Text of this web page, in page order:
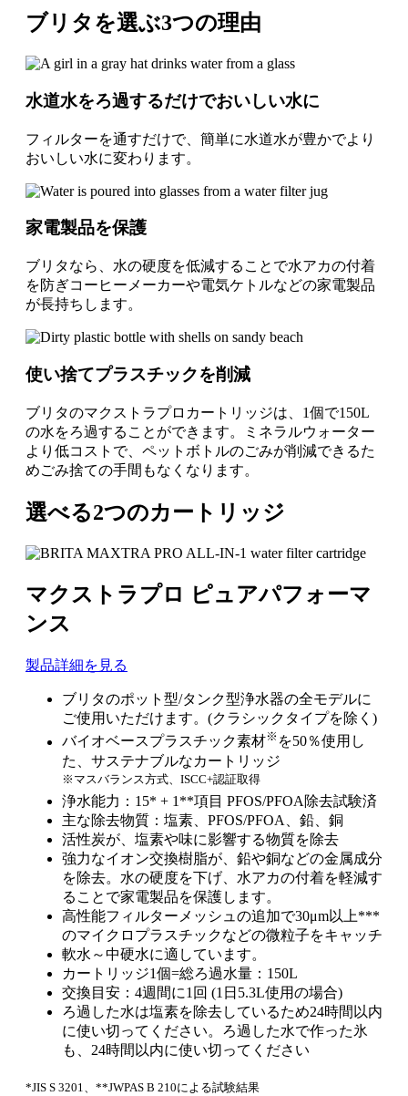
ブリタを選ぶ3つの理由
水道水をろ過するだけでおいしい水に
フィルターを通すだけで、簡単に水道水が豊かでより
おいしい水に変わります。
家電製品を保護
ブリタなら、水の硬度を低減することで水アカの付着
を防ぎコーヒーメーカーや電気ケトルなどの家電製品
が長持ちします。
使い捨てプラスチックを削減
ブリタのマクストラプロカートリッジは、1個で150L
の水をろ過することができます。ミネラルウォーター
より低コストで、ペットボトルのごみが削減できるた
めごみ捨ての手間もなくなります。
選べる2つのカートリッジ
マクストラプロ ピュアパフォーマ
ンス
製品詳細を見る
ブリタのポット型/タンク型浄水器の全モデルに
ご使用いただけます。(クラシックタイプを除く)
バイオベースプラスチック素材※ を50％使用し
た、サステナブルなカートリッジ
※マスバランス方式、ISCC+認証取得
浄水能力：15* + 1**項目 PFOS/PFOA除去試験済
主な除去物質：塩素、PFOS/PFOA、鉛、銅
活性炭が、塩素や味に影響する物質を除去
強力なイオン交換樹脂が、鉛や銅などの金属成分
を除去。水の硬度を下げ、水アカの付着を軽減す
ることで家電製品を保護します。
高性能フィルターメッシュの追加で30μm以上***
のマイクロプラスチックなどの微粒子をキャッチ
軟水～中硬水に適しています。
カートリッジ1個=総ろ過水量：150L
交換目安：4週間に1回 (1日5.3L使用の場合)
ろ過した水は塩素を除去しているため24時間以内
に使い切ってください。ろ過した水で作った氷
も、24時間以内に使い切ってください
*JIS S 3201、**JWPAS B 210による試験結果